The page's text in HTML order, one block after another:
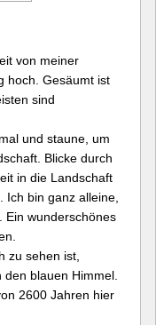
von meiner
hoch. Gesäumt ist
sind
und staune, um
Blicke durch
in die Landschaft
Ich bin ganz alleine,
Ein wunderschönes
zu sehen ist,
blauen Himmel.
2600 Jahren hier